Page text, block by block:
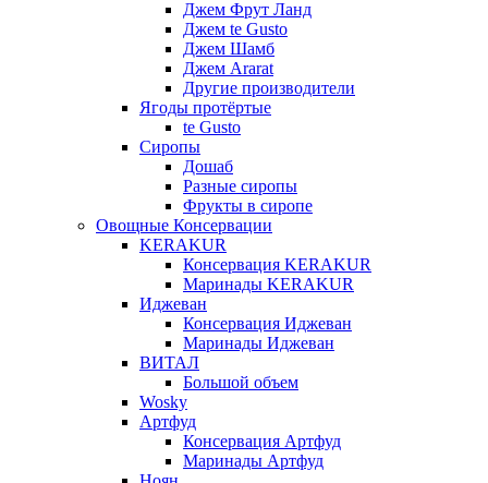
Джем Фрут Ланд
Джем te Gusto
Джем Шамб
Джем Ararat
Другие производители
Ягоды протёртые
te Gusto
Сиропы
Дошаб
Разные сиропы
Фрукты в сиропе
Овощные Консервации
KERAKUR
Консервация KERAKUR
Маринады KERAKUR
Иджеван
Консервация Иджеван
Маринады Иджеван
ВИТАЛ
Большой объем
Wosky
Артфуд
Консервация Артфуд
Маринады Артфуд